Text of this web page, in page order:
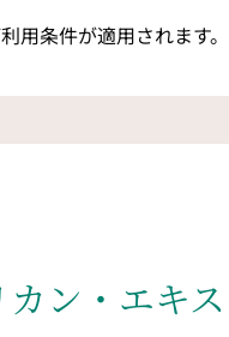
用条件が適用されます。
ン・エキ